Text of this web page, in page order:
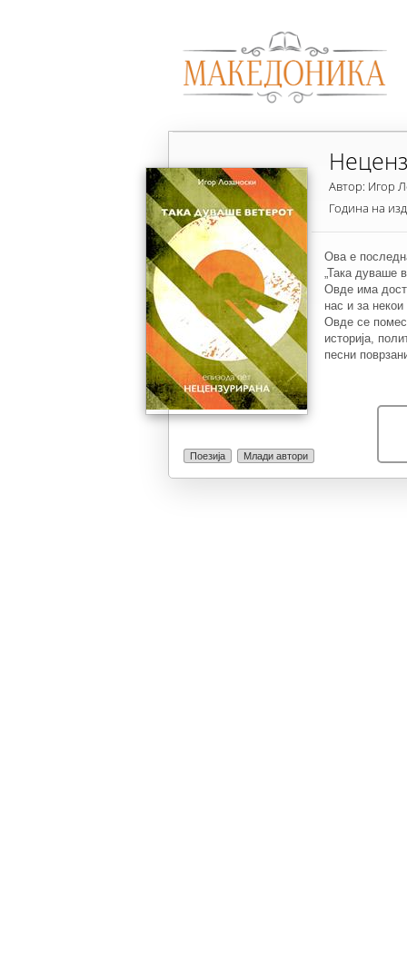
Поезија Млади автори
Автор: Игор
Година на
Oва е
„Така дуваше
Овде има
нас и за
Oвде се
историја,
песни
Црната Жена,